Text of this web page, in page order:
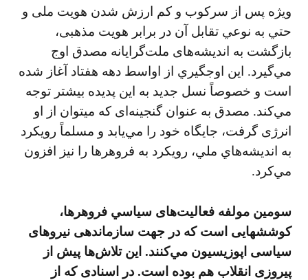
ويژه پس از سركوب و كم ارزش شدن هويت ملی و
حتي به نوعي تقابل آن در برابر هويت مذهبی،
بازگشت به انديشه‌های ملت‌گرايانه مصدق اوج
مي‌گيرد. اين اوجگيري از اواسط دهه هفتاد آغاز شده
است و خصوصاً نسل جديد به اين پديده بيشتر توجه
مي‌كند. مصدق به عنوان گنجينه‌ای كه ميتوان از او
انرژی گرفت، جايگاه خود را مي‌يابد و مسلماً رويكرد
به انديشه‌هاي ملي، رويكرد به فروهرها را نيز افزون
مي‌كرد.
سومين مولفه فعاليت‌های سياسي فروهرها،
كوششهايی است كه در جهت سازماندهی نيروهای
سياسی اپوزيسيون مي‌كنند. اين تلاش‌ها پيش از
پيروزی انقلاب هم بوده است. در اسنادی كه از